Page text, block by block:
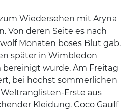
Wiedersehen mit Aryna
Von deren Seite es nach
Monaten böses Blut gab.
später in Wimbledon
wurde. Am Freitag
bei höchst sommerlichen
Erste aus
Kleidung. Coco Gauff